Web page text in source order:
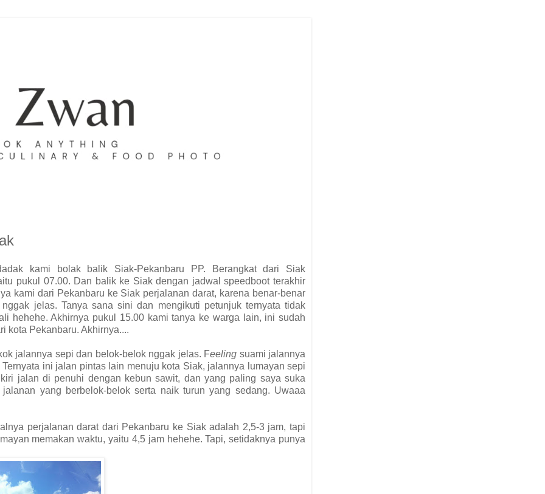
kami bolak balik Siak-Pekanbaru PP. Berangkat dari Siak
pukul 07.00. Dan balik ke Siak dengan jadwal speedboot terakhir
kami dari Pekanbaru ke Siak perjalanan darat, karena benar-benar
jelas. Tanya sana sini dan mengikuti petunjuk ternyata tidak
hehehe. Akhirnya pukul 15.00 kami tanya ke warga lain, ini sudah
kota Pekanbaru. Akhirnya....
jalannya sepi dan belok-belok nggak jelas. Feeling suami jalannya
ini jalan pintas lain menuju kota Siak, jalannya lumayan sepi
jalan di penuhi dengan kebun sawit, dan yang paling saya suka
yang berbelok-belok serta naik turun yang sedang. Uwaaa
perjalanan darat dari Pekanbaru ke Siak adalah 2,5-3 jam, tapi
memakan waktu, yaitu 4,5 jam hehehe. Tapi, setidaknya punya